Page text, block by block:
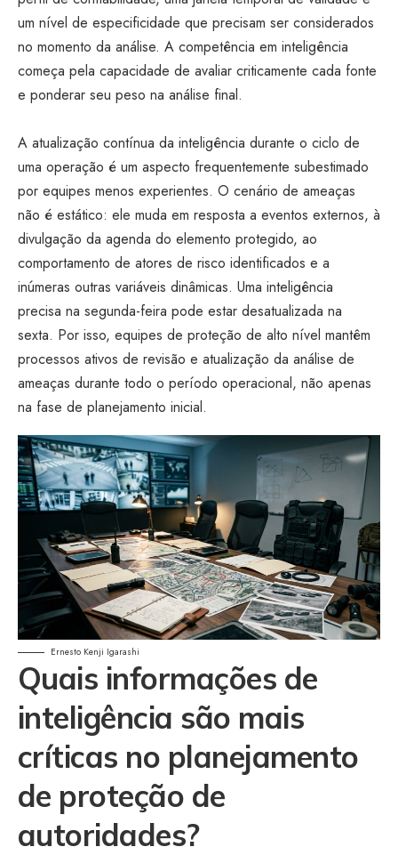
um nível de especificidade que precisam ser considerados
no momento da análise. A competência em inteligência
começa pela capacidade de avaliar criticamente cada fonte
e ponderar seu peso na análise final.
A atualização contínua da inteligência durante o ciclo de
uma operação é um aspecto frequentemente subestimado
por equipes menos experientes. O cenário de ameaças
não é estático: ele muda em resposta a eventos externos, à
divulgação da agenda do elemento protegido, ao
comportamento de atores de risco identificados e a
inúmeras outras variáveis dinâmicas. Uma inteligência
precisa na segunda-feira pode estar desatualizada na
sexta. Por isso, equipes de proteção de alto nível mantêm
processos ativos de revisão e atualização da análise de
ameaças durante todo o período operacional, não apenas
na fase de planejamento inicial.
Ernesto Kenji Igarashi
Quais informações de
inteligência são mais
críticas no planejamento
de proteção de
autoridades?